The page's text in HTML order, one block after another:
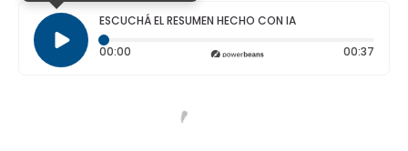
ESCUCHÁ EL RESUMEN HECHO CON IA
00:00 Tiempo transcurrido: 0 segundos 00:37